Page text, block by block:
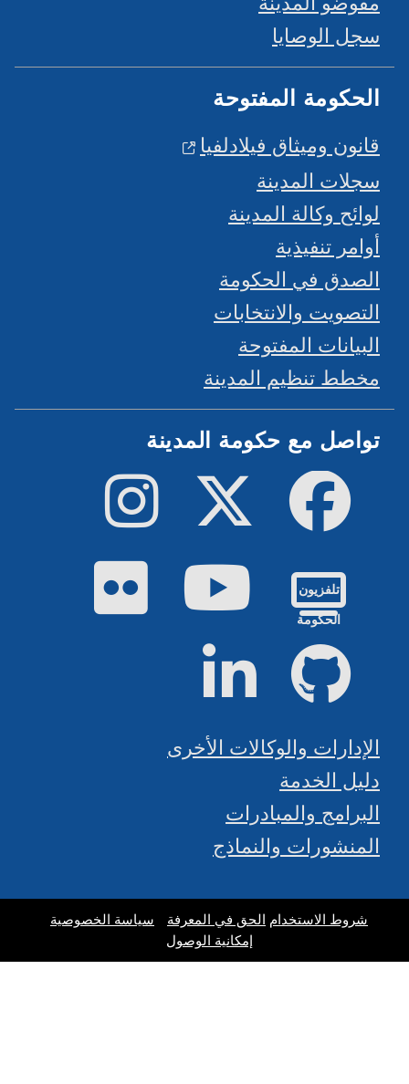
سجل الوصايا
الحكومة المفتوحة
قانون وميثاق فيلادلفيا
سجلات المدينة
لوائح وكالة المدينة
أوامر تنفيذية
الصدق في الحكومة
التصويت والانتخابات
البيانات المفتوحة
مخطط تنظيم المدينة
تواصل مع حكومة المدينة
فيسبوك تويتر إينستاجرام
تلفزيون
الحكومة
يوتيوب فليكر
جيت هاب لينكد إن
الإدارات والوكالات الأخرى
دليل الخدمة
البرامج والمبادرات
المنشورات والنماذج
شروط الاستخدام الحق في المعرفة
سياسة الخصوصية
إمكانية الوصول